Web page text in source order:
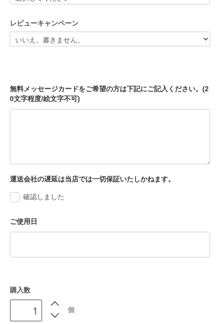
レビューキャンペーン
無料メッセージカードをご希望の方は下記にご記入ください。(2
0文字程度/絵文字不可)
運送会社の遅延は当店では一切保証いたしかねます。
確認しました
ご使用日
購入数
個